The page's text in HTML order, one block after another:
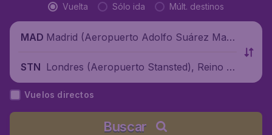
Vuelta Sólo ida Múlt. destinos
MAD Madrid (Aeropuerto Adolfo Suárez Madr
STN Londres (Aeropuerto Stansted), Reino U
nido
Vuelos directos
Buscar